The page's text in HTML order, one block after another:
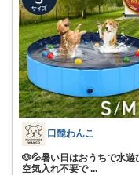
口髭わんこ
🐶💦暑い日はおうちで水遊
空気入れ不要で ...